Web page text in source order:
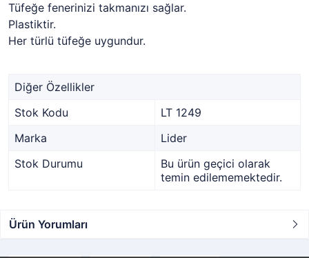
Tüfeğe fenerinizi takmanızı sağlar.
Plastiktir.
Her türlü tüfeğe uygundur.
Diğer Özellikler
Stok Kodu
LT 1249
Marka
Lider
Stok Durumu
Bu ürün geçici olarak
temin edilememektedir.
Ürün Yorumları